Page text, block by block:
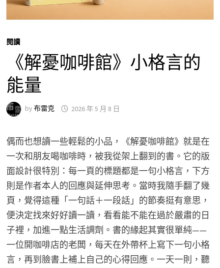
閱讀
《解憂咖啡館》小格言的
能量
by 布雷克 2026 年 5 月 8 日
偶而也想讀一些輕鬆的小品，《解憂咖啡館》就是在
一次和朋友喝咖啡時，被我從架上翻到的書。它的版
面設計很特別：每一頁的標題都是一句小格言，下方
則是作者本人的回應與延伸思考。當時我隨手翻了幾
頁，覺得這種「一句話＋一段話」的節奏挺有意思，
便決定找來好好讀一讀，看看能不能在過於嚴肅的日
子裡，加進一點生活調劑。書的緣起其實很單純——
一位開咖啡店的老闆，每天在外帶杯上寫下一句小格
言，再到臉書上補上自己的心得回應。一天一則，聽